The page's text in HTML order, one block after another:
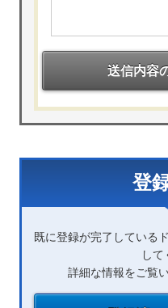
送信内容
登
既に登録が完了している
して
詳細な情報をご覧